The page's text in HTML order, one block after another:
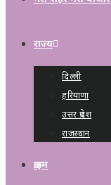
राज्य
दिल्ली
हरियाणा
उत्तर प्रदेश
राजस्थान
क्राइम